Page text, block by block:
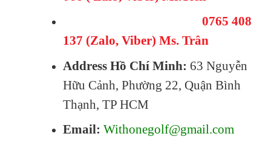
0765 408
137 (Zalo, Viber) Ms. Trân
Address Hồ Chí Minh: 63 Nguyễn
Hữu Cảnh, Phường 22, Quận Bình
Thạnh, TP HCM
Email: Withonegolf@gmail.com